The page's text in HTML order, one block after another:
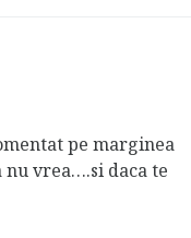
pe marginea
nu vrea….si daca te